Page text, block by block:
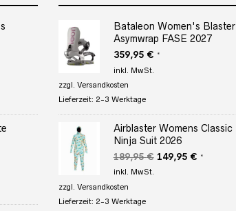
Bataleon Women's Blaster
Asymwrap FASE 2027
359,95 € *
inkl. MwSt.
zzgl. Versandkosten
Lieferzeit: 2-3 Werktage
Airblaster Womens Classic
Ninja Suit 2026
189,95€ Ursprünglicher
149,95 €Aktueller
*
inkl. MwSt.
zzgl. Versandkosten
Lieferzeit: 2-3 Werktage